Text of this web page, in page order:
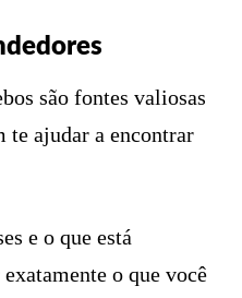
são fontes valiosas
te ajudar a encontrar
e o que está
o que você